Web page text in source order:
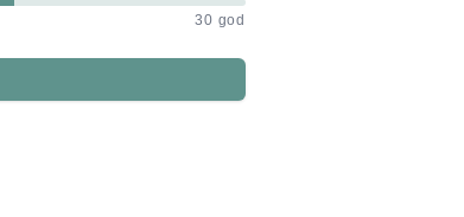
30 god